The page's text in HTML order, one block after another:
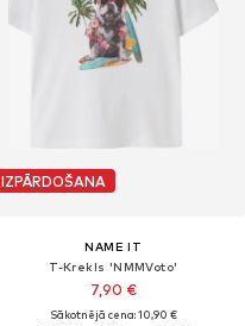
IZPĀRDOŠANA
NAME IT
T-Krekls 'NMMVoto'
7,90 €
Sākotnējā cena: 10,90 €